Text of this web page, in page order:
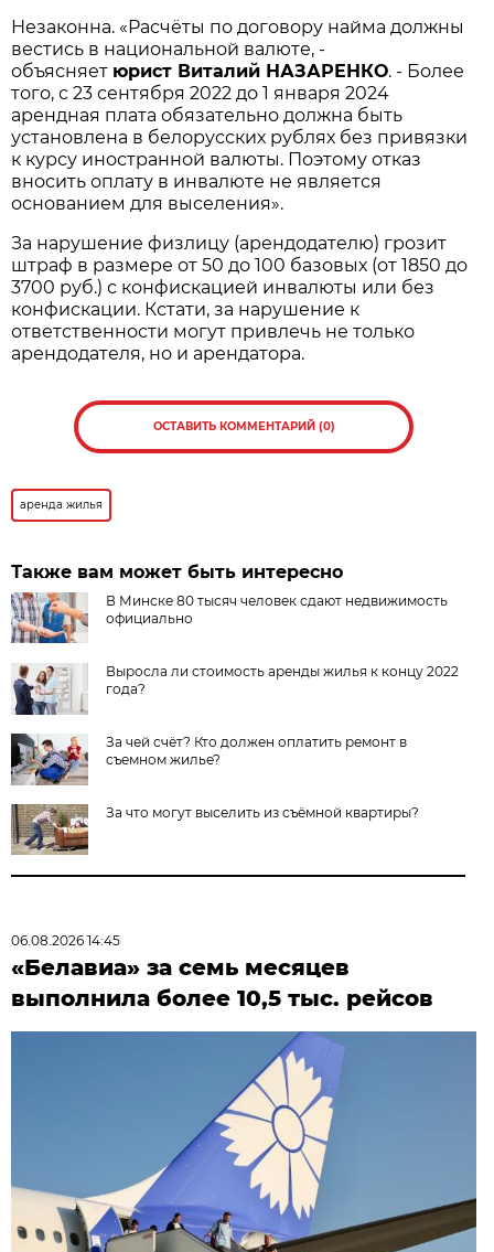
Незаконна. «Расчёты по договору найма должны
вестись в национальной валюте, -
объясняет юрист Виталий НАЗАРЕНКО. - Более
того, с 23 сентября 2022 до 1 января 2024
арендная плата обязательно должна быть
установлена в белорусских рублях без привязки
к курсу иностранной валюты. Поэтому отказ
вносить оплату в инвалюте не является
основанием для выселения».
За нарушение физлицу (арендодателю) грозит
штраф в размере от 50 до 100 базовых (от 1850 до
3700 руб.) с конфискацией инвалюты или без
конфискации. Кстати, за нарушение к
ответственности могут привлечь не только
арендодателя, но и арендатора.
ОСТАВИТЬ КОММЕНТАРИЙ (0)
аренда жилья
Также вам может быть интересно
В Минске 80 тысяч человек сдают недвижимость
официально
Выросла ли стоимость аренды жилья к концу 2022
года?
За чей счёт? Кто должен оплатить ремонт в
съемном жилье?
За что могут выселить из съёмной квартиры?
06.08.2026 14:45
«Белавиа» за семь месяцев
выполнила более 10,5 тыс. рейсов